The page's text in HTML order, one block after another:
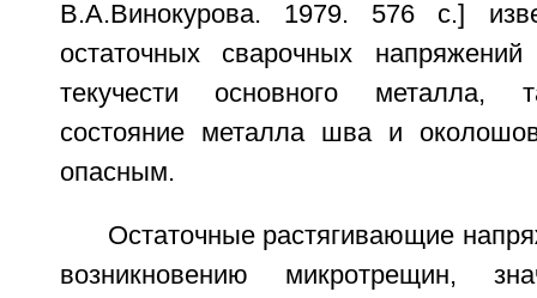
В.А.Винокурова. 1979. 576 с.]
остаточных сварочных напряжений
текучести основного металла,
состояние металла шва и
опасным.
Остаточные растягивающие
возникновению микротрещин,